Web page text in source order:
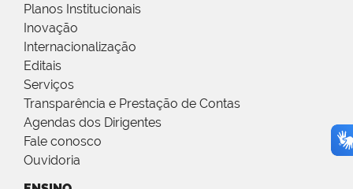
Planos Institucionais
Inovação
Internacionalização
Editais
Serviços
Transparência e Prestação de Contas
Agendas dos Dirigentes
Fale conosco
Ouvidoria